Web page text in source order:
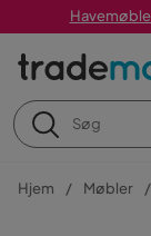
Hjem Møbler